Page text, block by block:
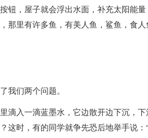
钮，屋子就会浮出水面，补充太阳能
那里有许多鱼，有美人鱼，鲨鱼，食人
们两个问题。
入一滴蓝墨水，它边散开边下沉，下
这时，有的同学就争先恐后地举手说